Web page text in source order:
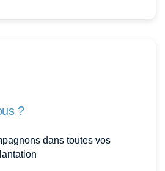
?
dans toutes vos